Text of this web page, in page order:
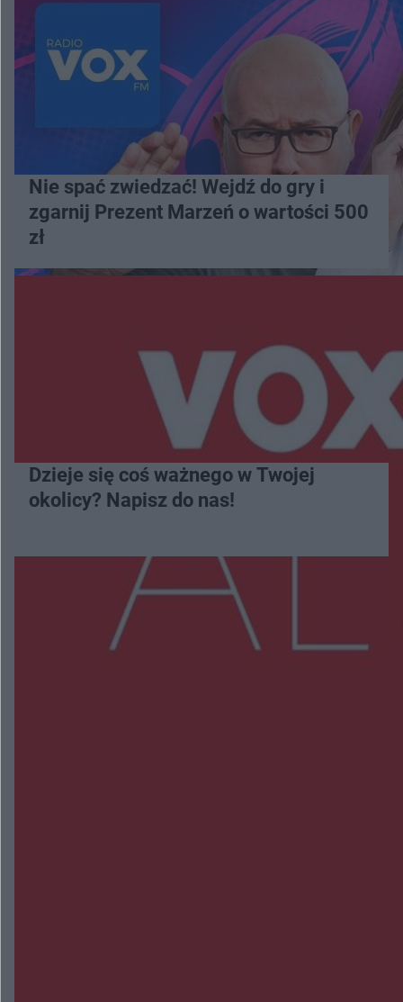
Nie spać zwiedzać! Wejdź do gry i
zgarnij Prezent Marzeń o wartości 500
zł
Dzieje się coś ważnego w Twojej
okolicy? Napisz do nas!
Więcej